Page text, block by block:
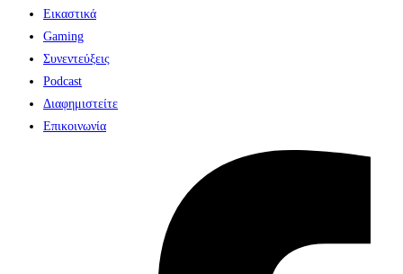
Εικαστικά
Gaming
Συνεντεύξεις
Podcast
Διαφημιστείτε
Επικοινωνία